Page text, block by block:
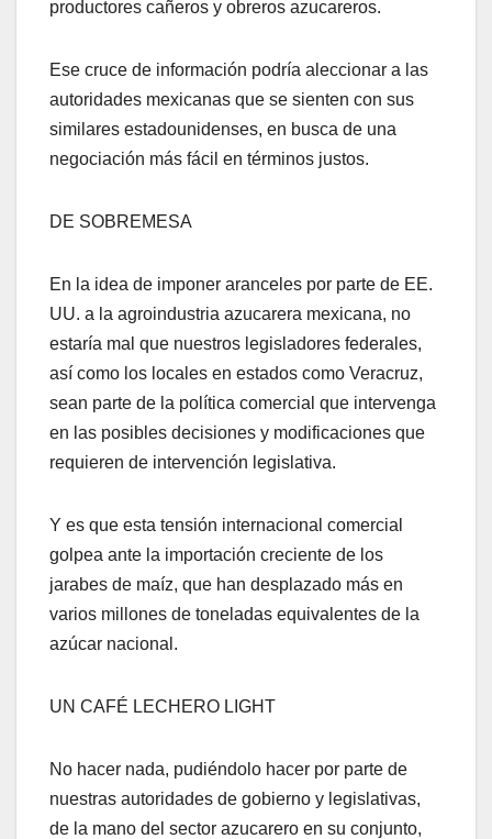
productores cañeros y obreros azucareros.
Ese cruce de información podría aleccionar a las
autoridades mexicanas que se sienten con sus
similares estadounidenses, en busca de una
negociación más fácil en términos justos.
DE SOBREMESA
En la idea de imponer aranceles por parte de EE.
UU. a la agroindustria azucarera mexicana, no
estaría mal que nuestros legisladores federales,
así como los locales en estados como Veracruz,
sean parte de la política comercial que intervenga
en las posibles decisiones y modificaciones que
requieren de intervención legislativa.
Y es que esta tensión internacional comercial
golpea ante la importación creciente de los
jarabes de maíz, que han desplazado más en
varios millones de toneladas equivalentes de la
azúcar nacional.
UN CAFÉ LECHERO LIGHT
No hacer nada, pudiéndolo hacer por parte de
nuestras autoridades de gobierno y legislativas,
de la mano del sector azucarero en su conjunto,